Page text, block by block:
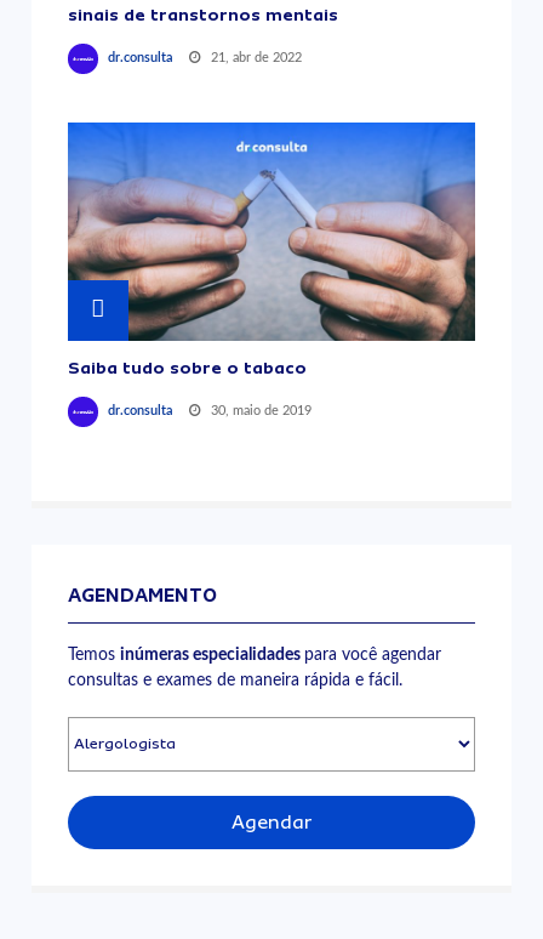
sinais de transtornos mentais
dr.consulta 21, abr de 2022
Saiba tudo sobre o tabaco
dr.consulta 30, maio de 2019
AGENDAMENTO
Temosinúmeras especialidades para você agendar
consultas e exames de maneira rápida e fácil.
Agendar